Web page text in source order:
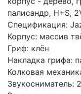
палисандр, H+S,
Спецификация:
Корпус: массив
Гриф: клён
Накладка грифа:
Колковая
Звукосниматель: